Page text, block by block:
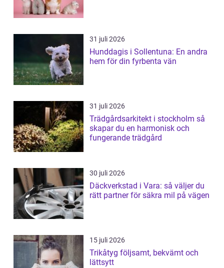
31 juli 2026
Hunddagis i Sollentuna: En andra
hem för din fyrbenta vän
31 juli 2026
Trädgårdsarkitekt i stockholm så
skapar du en harmonisk och
fungerande trädgård
30 juli 2026
Däckverkstad i Vara: så väljer du
rätt partner för säkra mil på vägen
15 juli 2026
Trikåtyg följsamt, bekvämt och
lättsytt